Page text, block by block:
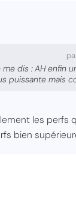
dis : AH enfin
puissante mais
les perfs
bien